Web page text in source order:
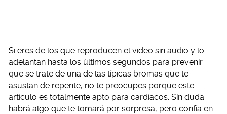
Si eres de los que reproducen el video sin audio y lo
adelantan hasta los últimos segundos para prevenir
que se trate de una de las típicas bromas que te
asustan de repente, no te preocupes porque este
artículo es totalmente apto para cardíacos. Sin duda
habrá algo que te tomará por sorpresa, pero confía en